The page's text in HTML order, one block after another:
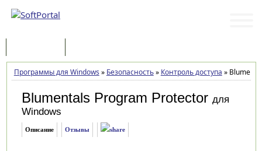
Программы для Windows » Безопасность» Контроль доступа »
Blumentals Program Protector для
Windows
Описание Отзывы